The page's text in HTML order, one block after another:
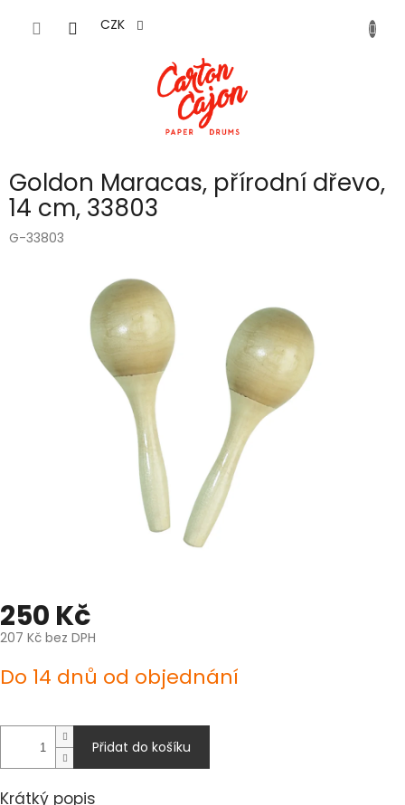
CZK
Goldon Maracas, přírodní dřevo,
14 cm, 33803
G-33803
250 Kč
207 Kč bez DPH
cena:
Do 14 dnů od objednání
Přidat do košíku
Krátký popis